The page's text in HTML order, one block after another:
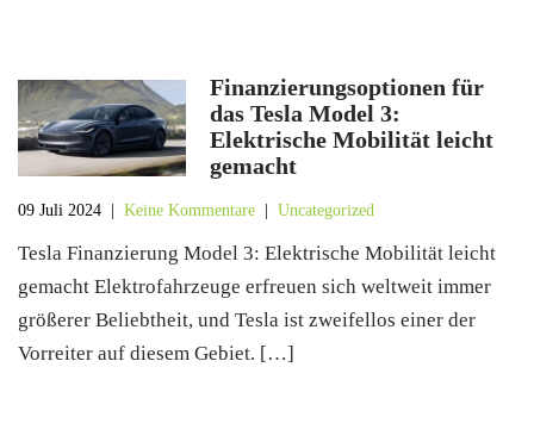
Finanzierungsoptionen für
das Tesla Model 3:
Elektrische Mobilität leicht
gemacht
09 Juli 2024 Keine Kommentare Uncategorized
Tesla Finanzierung Model 3: Elektrische Mobilität leicht
gemacht Elektrofahrzeuge erfreuen sich weltweit immer
größerer Beliebtheit, und Tesla ist zweifellos einer der
Vorreiter auf diesem Gebiet. […]